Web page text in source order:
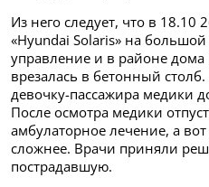
Из него следует, что в 18.10
«Hyundai Solaris» на большой
управление и в районе
врезалась в бетонный
девочку-пассажира медики
После осмотра медики
амбулаторное лечение, а
сложнее. Врачи приняли
пострадавшую.